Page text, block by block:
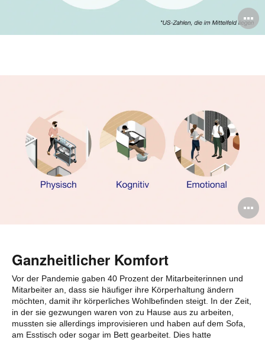
Ganzheitlicher Komfort
Vor der Pandemie gaben 40 Prozent der Mitarbeiterinnen und
Mitarbeiter an, dass sie häufiger ihre Körperhaltung ändern
möchten, damit ihr körperliches Wohlbefinden steigt. In der Zeit,
in der sie gezwungen waren von zu Hause aus zu arbeiten,
mussten sie allerdings improvisieren und haben auf dem Sofa,
am Esstisch oder sogar im Bett gearbeitet. Dies hatte